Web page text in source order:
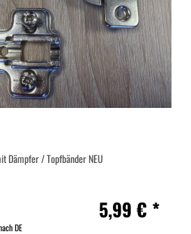
Dämpfer / Topfbänder NEU
5,99 € *
DE